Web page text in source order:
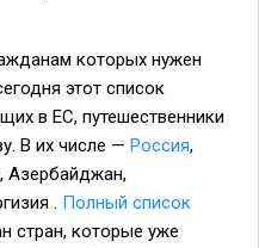
которых нужен
этот список
в ЕС, путешественники
В их числе — Россия,
Азербайджан,
. Полный список
стран, которые уже